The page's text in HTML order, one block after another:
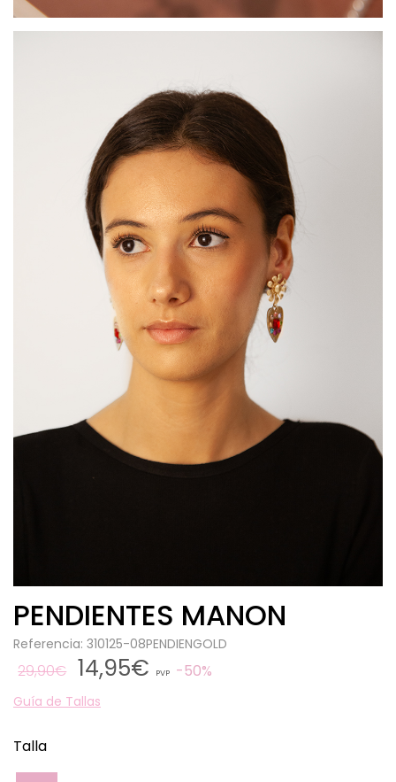
PENDIENTES MANON
Referencia: 310125-08PENDIENGOLD
29,90€ 14,95€ PVP 50%
Guía de Tallas
Talla